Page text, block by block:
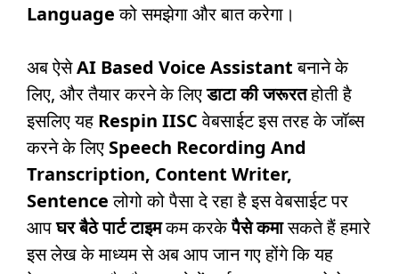
Languageको समझेगा और बात करेगा।
अब ऐसेAI Based Voice Assistantबनाने के
लिए, और तैयार करने के लिएडाटा की जरूरतहोती है
इसलिए यह Respin IISCवेबसाईट इस तरह के जॉब्स
करने के लिए Speech Recording And
Transcription, Content Writer,
Sentenceलोगो को पैसा दे रहा है इस वेबसाईट पर
आपघर बैठे पार्ट टाइमकम करकेपैसे कमासकते हैं हमारे
इस लेख के माध्यम से अब आप जान गए होंगे कि यह